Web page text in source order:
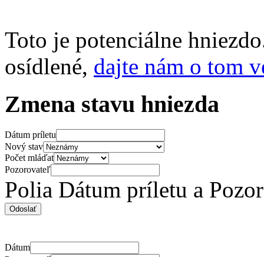
Toto je potenciálne
osídlené, dajte nám o tom
Zmena stavu hniezda
Dátum príletu
Nový stav
Počet mláďat
Pozorovateľ
Polia Dátum príletu a
Dátum